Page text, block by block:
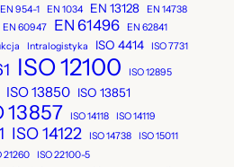
EN 954-1 EN 1034 EN 13128 EN 14738
EN 60947 EN 61496
EN 62841
Intralogistyka ISO 4414 ISO 7731
ISO 12100
ISO 12895
ISO 13850 ISO 13851
13857 ISO 14118 ISO 14119
ISO 14122 ISO 14738
ISO 15011
21260 ISO 22100-5